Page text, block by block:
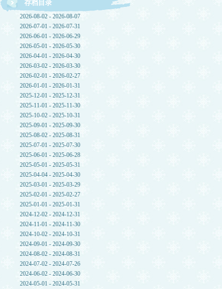
存档目录
2026-08-02 - 2026-08-07
2026-07-01 - 2026-07-31
2026-06-01 - 2026-06-29
2026-05-01 - 2026-05-30
2026-04-01 - 2026-04-30
2026-03-02 - 2026-03-30
2026-02-01 - 2026-02-27
2026-01-01 - 2026-01-31
2025-12-01 - 2025-12-31
2025-11-01 - 2025-11-30
2025-10-02 - 2025-10-31
2025-09-01 - 2025-09-30
2025-08-02 - 2025-08-31
2025-07-01 - 2025-07-30
2025-06-01 - 2025-06-28
2025-05-01 - 2025-05-31
2025-04-04 - 2025-04-30
2025-03-01 - 2025-03-29
2025-02-01 - 2025-02-27
2025-01-01 - 2025-01-31
2024-12-02 - 2024-12-31
2024-11-01 - 2024-11-30
2024-10-02 - 2024-10-31
2024-09-01 - 2024-09-30
2024-08-02 - 2024-08-31
2024-07-02 - 2024-07-26
2024-06-02 - 2024-06-30
2024-05-01 - 2024-05-31